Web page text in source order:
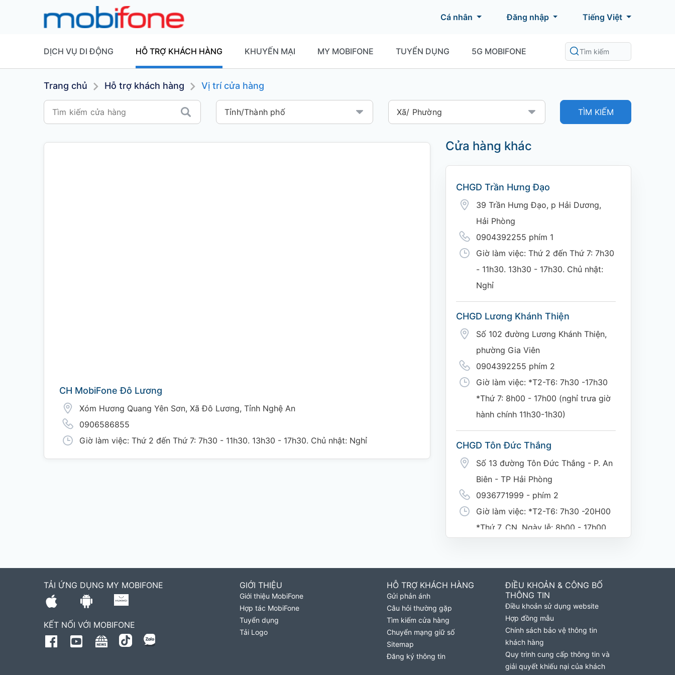
Cá nhân Đăng nhập Tiếng Việt
DỊCH VỤ DI ĐỘNG HỖ TRỢ KHÁCH HÀNG KHUYẾN MẠI MY MOBIFONE TUYỂN DỤNG 5G MOBIFONE
Trang chủ Hỗ trợ khách hàng Vị trí cửa hàng
TÌM KIẾM
CH MobiFone Đô Lương
Xóm Hương Quang Yên Sơn, Xã Đô Lương, Tỉnh Nghệ An
0906586855
Giờ làm việc: Thứ 2 đến Thứ 7: 7h30 - 11h30. 13h30 - 17h30. Chủ nhật: Nghỉ
Cửa hàng khác
CHGD Trần Hưng Đạo
39 Trần Hưng Đạo, p Hải Dương,
Hải Phòng
0904392255 phím 1
Giờ làm việc: Thứ 2 đến Thứ 7: 7h30
- 11h30. 13h30 - 17h30. Chủ nhật:
Nghỉ
CHGD Lương Khánh Thiện
Số 102 đường Lương Khánh Thiện,
phường Gia Viên
0904392255 phím 2
Giờ làm việc: *T2-T6: 7h30 -17h30
*Thứ 7: 8h00 - 17h00 (nghỉ trưa giờ
hành chính 11h30-1h30)
CHGD Tôn Đức Thắng
Số 13 đường Tôn Đức Thắng - P. An
Biên - TP Hải Phòng
0936771999 - phím 2
Giờ làm việc: *T2-T6: 7h30 -20H00
*Thứ 7, CN, Ngày lễ: 8h00 - 17h00
Cửa Hàng MobiFone Phường Nguyệt
169 Võ Nguyên Giáp, Khóm 9,
Phường Nguyệt Hóa, Tỉnh Vĩnh
Long. (Trụ sở cây xăng dầu Hậu
TẢI ỨNG DỤNG MY MOBIFONE
KẾT NỐI VỚI MOBIFONE
GIỚI THIỆU
Giới thiệu MobiFone
Hợp tác MobiFone
Tuyển dụng
Tải Logo
HỖ TRỢ KHÁCH HÀNG
Gửi phản ánh
Câu hỏi thường gặp
Tìm kiếm cửa hàng
Chuyển mạng giữ số
Sitemap
Đăng ký thông tin
ĐIỀU KHOẢN & CÔNG BỐ
THÔNG TIN
Điều khoản sử dụng website
Hợp đồng mẫu
Chính sách bảo vệ thông tin
khách hàng
Quy trình cung cấp thông tin và
giải quyết khiếu nại của khách